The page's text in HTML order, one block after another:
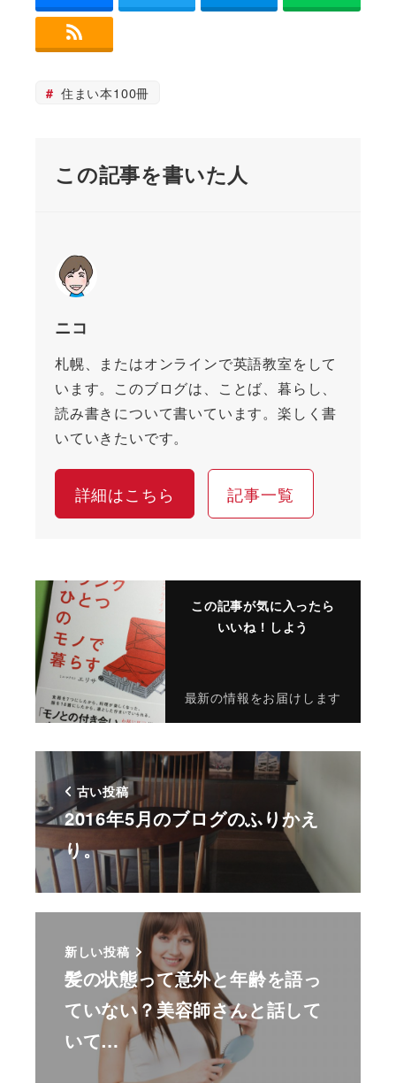
住まい本100冊
この記事を書いた人
ニコ
札幌、またはオンラインで英語教室をして
います。このブログは、ことば、暮らし、
読み書きについて書いています。楽しく書
いていきたいです。
詳細はこちら 記事一覧
この記事が気に入ったら
いいね！しよう
最新の情報をお届けします
古い投稿
2016年5月のブログのふりかえ
り。
新しい投稿
髪の状態って意外と年齢を語っ
ていない？美容師さんと話して
いて…